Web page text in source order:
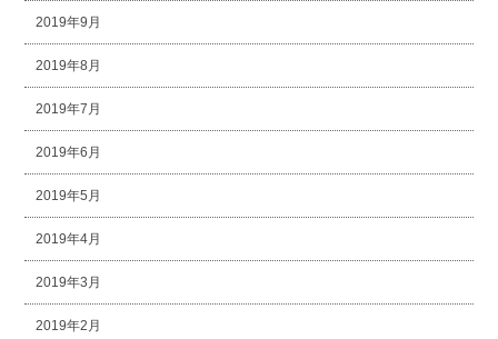
2019年9月
2019年8月
2019年7月
2019年6月
2019年5月
2019年4月
2019年3月
2019年2月